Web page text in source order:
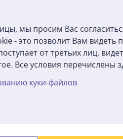
мы просим Вас
- это позволит Вам видеть
от третьих лиц,
Все условия перечислены
куки-файлов
в местах, где ранее
большую гибкость
Wi-Fi, обеспечивая
RE315 универсальным